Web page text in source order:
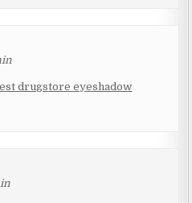
drugstore eyeshadow